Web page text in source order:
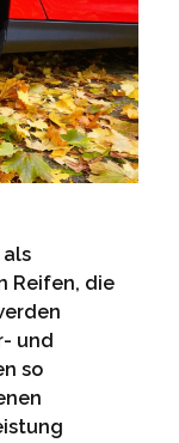
Reifen, die
und
so